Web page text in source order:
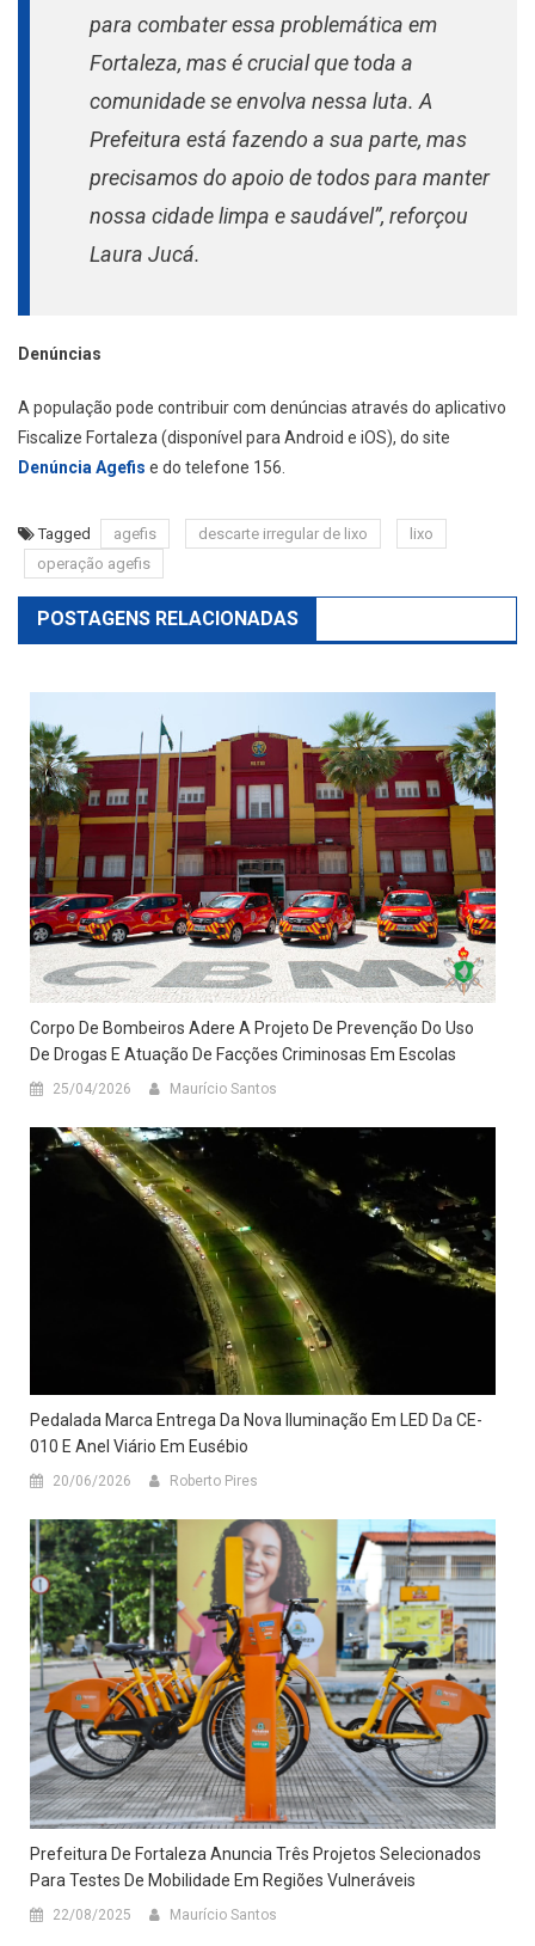
para combater essa problemática em
Fortaleza, mas é crucial que toda a
comunidade se envolva nessa luta. A
Prefeitura está fazendo a sua parte, mas
precisamos do apoio de todos para manter
nossa cidade limpa e saudável”, reforçou
Laura Jucá.
Denúncias
A população pode contribuir com denúncias através do aplicativo
Fiscalize Fortaleza (disponível para Android e iOS), do site
Denúncia Agefis e do telefone 156.
Tagged agefis descarte irregular de lixo
lixo
operação agefis
POSTAGENS RELACIONADAS
Corpo De Bombeiros Adere A Projeto De Prevenção Do Uso
De Drogas E Atuação De Facções Criminosas Em Escolas
25/04/2026 Maurício Santos
Pedalada Marca Entrega Da Nova Iluminação Em LED Da CE-
010 E Anel Viário Em Eusébio
20/06/2026 Roberto Pires
Prefeitura De Fortaleza Anuncia Três Projetos Selecionados
Para Testes De Mobilidade Em Regiões Vulneráveis
22/08/2025 Maurício Santos